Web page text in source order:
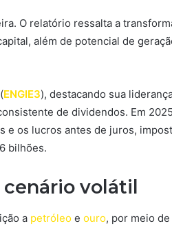
O relatório ressalta a
além de potencial de
(ENGIE3), destacando sua
de dividendos. Em
e os lucros antes de juros,
bilhões.
volátil
a petróleo e ouro, por meio de